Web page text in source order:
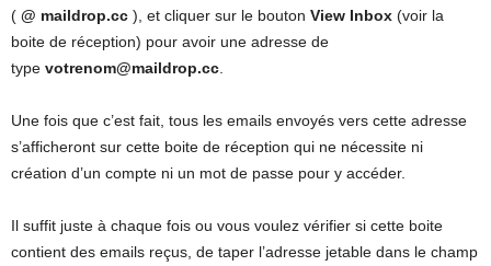
( @ maildrop.cc ), et cliquer sur le bouton View Inbox (voir la
boite de réception) pour avoir une adresse de
type votrenom@maildrop.cc.
Une fois que c’est fait, tous les emails envoyés vers cette adresse
s’afficheront sur cette boite de réception qui ne nécessite ni
création d’un compte ni un mot de passe pour y accéder.
Il suffit juste à chaque fois ou vous voulez vérifier si cette boite
contient des emails reçus, de taper l’adresse jetable dans le champ